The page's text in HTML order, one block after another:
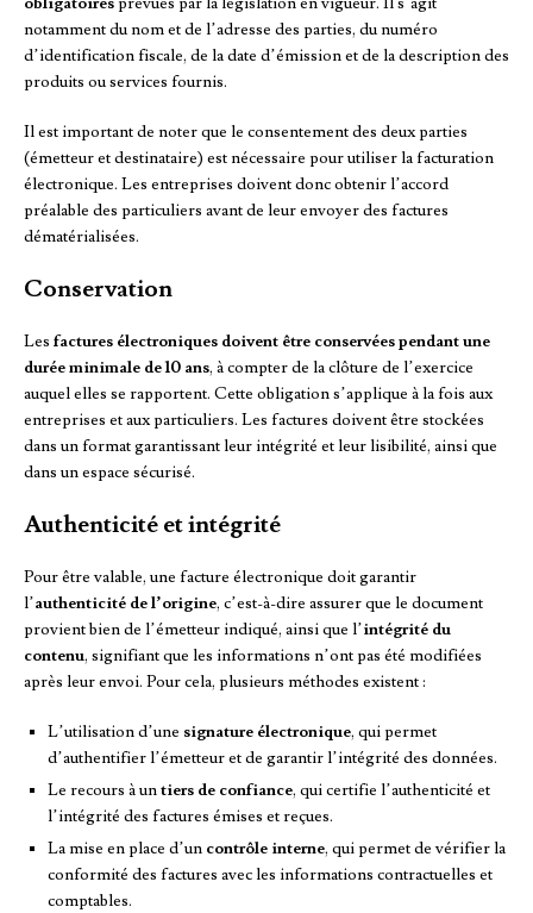
notamment du nom et de l’adresse des parties, du numéro
d’identification fiscale, de la date d’émission et de la description des
produits ou services fournis.
Il est important de noter que le consentement des deux parties
(émetteur et destinataire) est nécessaire pour utiliser la facturation
électronique. Les entreprises doivent donc obtenir l’accord
préalable des particuliers avant de leur envoyer des factures
dématérialisées.
Conservation
Les factures électroniques doivent être conservées pendant une
durée minimale de 10 ans, à compter de la clôture de l’exercice
auquel elles se rapportent. Cette obligation s’applique à la fois aux
entreprises et aux particuliers. Les factures doivent être stockées
dans un format garantissant leur intégrité et leur lisibilité, ainsi que
dans un espace sécurisé.
Authenticité et intégrité
Pour être valable, une facture électronique doit garantir
l’authenticité de l’origine, c’est-à-dire assurer que le document
provient bien de l’émetteur indiqué, ainsi que l’intégrité du
contenu, signifiant que les informations n’ont pas été modifiées
après leur envoi. Pour cela, plusieurs méthodes existent :
L’utilisation d’une signature électronique, qui permet
d’authentifier l’émetteur et de garantir l’intégrité des données.
Le recours à untiers de confiance, qui certifie l’authenticité et
l’intégrité des factures émises et reçues.
La mise en place d’un contrôle interne, qui permet de vérifier la
conformité des factures avec les informations contractuelles et
comptables.